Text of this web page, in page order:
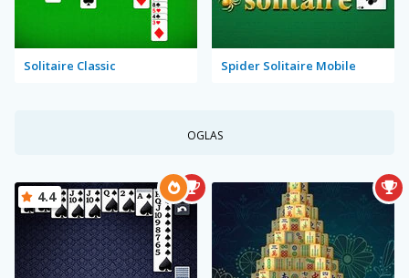
Solitaire Classic Spider Solitaire Mobile
OGLAS
4.4